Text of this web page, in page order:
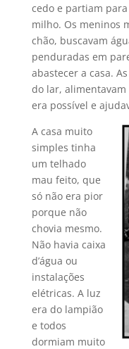
cedo e partiam
milho. Os meninos
chão, buscavam
penduradas em
abastecer a casa.
do lar, alimentavam
era possível e
A casa muito
simples tinha
um telhado
mau feito, que
só não era pior
porque não
chovia mesmo.
Não havia caixa
d’água ou
instalações
elétricas. A luz
era do lampião
e todos
dormiam muito